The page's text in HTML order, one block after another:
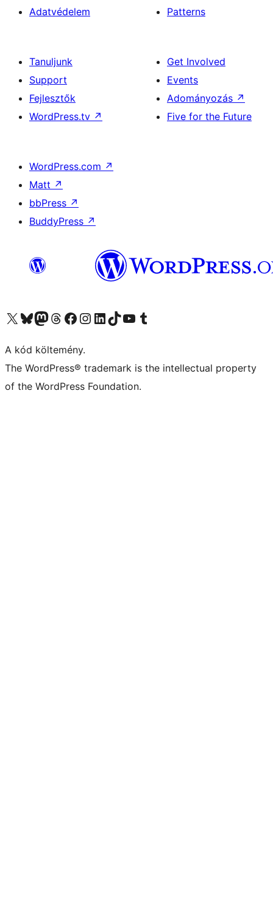
Adatvédelem
Patterns
Tanuljunk
Support
Fejlesztők
WordPress.tv ↗
Get Involved
Events
Adományozás ↗
Five for the Future
WordPress.com ↗
Matt ↗
bbPress ↗
BuddyPress ↗
Visit our X (formerly Twitter) account
Visit our Bluesky account
Twitter csatornánk
Visit our Threads account
Facebook oldalunk megtekintése
Visit our Instagram account
Visit our LinkedIn account
Visit our TikTok account
Visit our YouTube channel
Visit our Tumblr account
A kód költemény.
The WordPress® trademark is the intellectual property
of the WordPress Foundation.